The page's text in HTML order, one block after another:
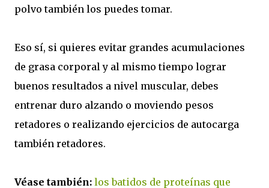
polvo también los puedes tomar.
Eso sí, si quieres evitar grandes acumulaciones
de grasa corporal y al mismo tiempo lograr
buenos resultados a nivel muscular, debes
entrenar duro alzando o moviendo pesos
retadores o realizando ejercicios de autocarga
también retadores.
Véase también: los batidos de proteínas que